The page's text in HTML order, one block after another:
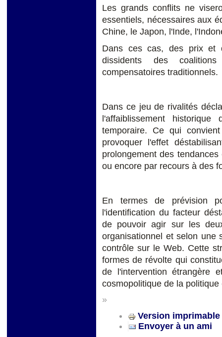
Les grands conflits ne
essentiels, nécessaires aux
Chine, le Japon, l'Inde,
Dans ces cas, des prix et
dissidents des
compensatoires traditionnels.
Dans ce jeu de rivalités
l'affaiblissement
temporaire. Ce qui
provoquer l'effet
prolongement des
ou encore par recours à des
En termes de prévision
l'identification du facteur
de pouvoir agir sur les
organisationnel et selon une
contrôle sur le Web. Cette
formes de révolte qui
de l'intervention étrangère
cosmopolitique de la
»
Version imprimable
Envoyer à un ami